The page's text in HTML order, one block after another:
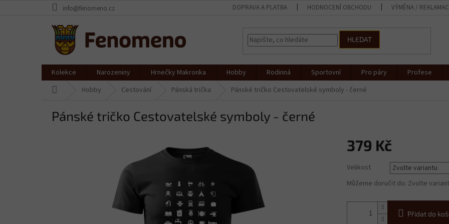
info@fenomeno.cz DOPRAVA A PLATBA HODNOCENÍ OBCHODU VÝMĚNA /
HLEDAT
Kolekce Narozeniny Hrnečky Makronka Hobby Rodinná Sportovní Pro páry Profese
Hobby Cestování Pánská trička Pánské tričko Cestovatelské symboly - černé
Pánské tričko Cestovatelské symboly - černé
379 Kč
cena:
Velikost
Můžeme doručit do: Zvolte
Přidat do